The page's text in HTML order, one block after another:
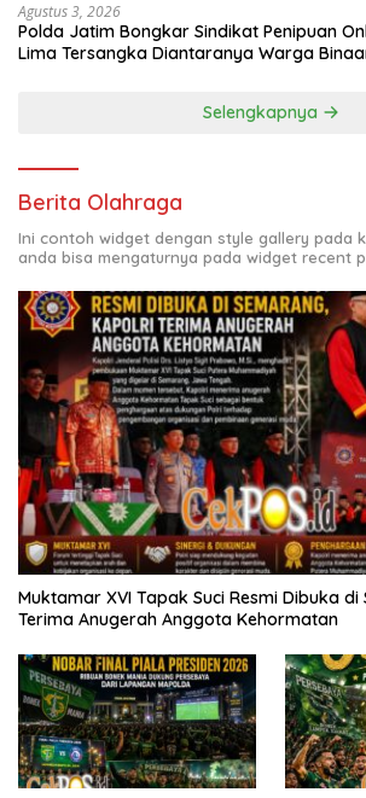
Agustus 3, 2026
Polda Jatim Bongkar Sindikat Penipuan
Lima Tersangka Diantaranya Warga
Selengkapnya
Berita Olahraga
Ini contoh widget dengan style gallery pada
anda bisa mengaturnya pada widget recent
Muktamar XVI Tapak Suci Resmi Dibuka
Terima Anugerah Anggota Kehormatan